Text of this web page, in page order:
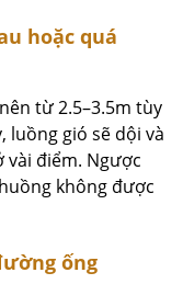
hoặc quá
từ 2.5–3.5m tùy
luồng gió sẽ dội và
vài điểm. Ngược
không được
ống